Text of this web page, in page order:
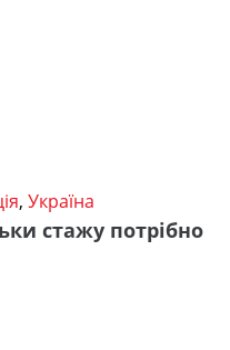
, Україна
стажу потрібно